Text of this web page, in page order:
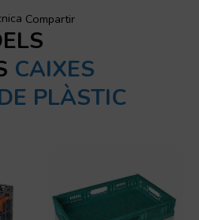
Compartir
CAIXES
PLÀSTIC